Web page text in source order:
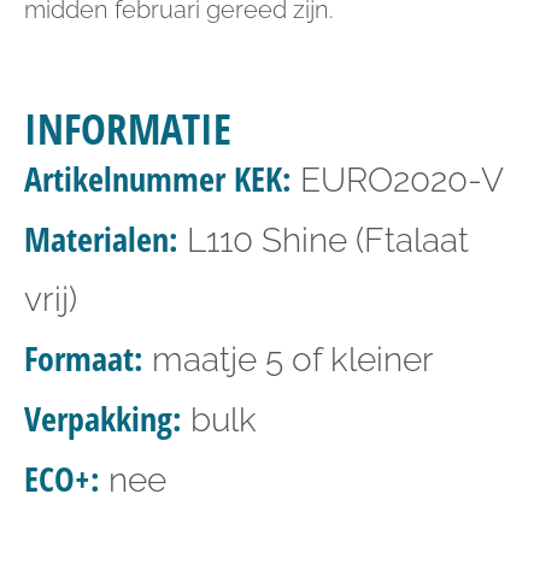
midden februari gereed zijn.
INFORMATIE
ArtikelnummerKEK: EURO2020-V
Materialen: L110 Shine (Ftalaat
vrij)
Formaat: maatje 5 of kleiner
Verpakking: bulk
ECO+: nee